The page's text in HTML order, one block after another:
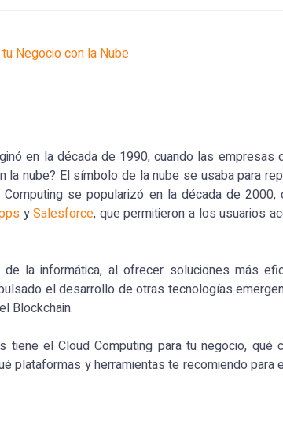
Negocio con la Nube
en la década de 1990, cuando las empresas
nube? El símbolo de la nube se usaba para
se popularizó en la década de
ySalesforce, que permitieron a los usuarios
la informática, al ofrecer soluciones más
el desarrollo de otras tecnologías
Blockchain.
el Cloud Computing para tu negocio, qué
plataformas y herramientas te recomiendo para